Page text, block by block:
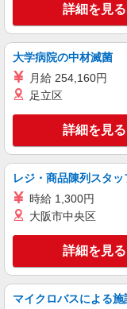
販売
月
・
ヶ
・
○。
給(規定有) お友達を
゜
紹介予定派遣
株式会社シエロ
【
残
+
ィブ支給(規
有
キープ
派遣社員 紹介予定派遣
詳細を見る
大学病院の中材滅菌
月給 254,160円
足立区
詳細を見る
レジ・商品陳列スタッ
時給 1,300円
大阪市中央区
詳細を見る
マイクロバスによる